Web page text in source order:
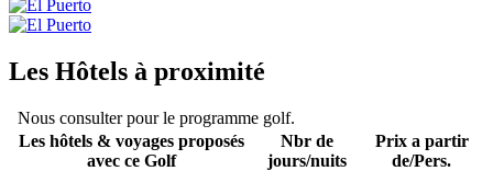
Les Hôtels à proximité
Nous consulter pour le programme golf.
Les hôtels & voyages proposés
avec ce Golf
Nbr de
jours/nuits
Prix a partir
de/Pers.